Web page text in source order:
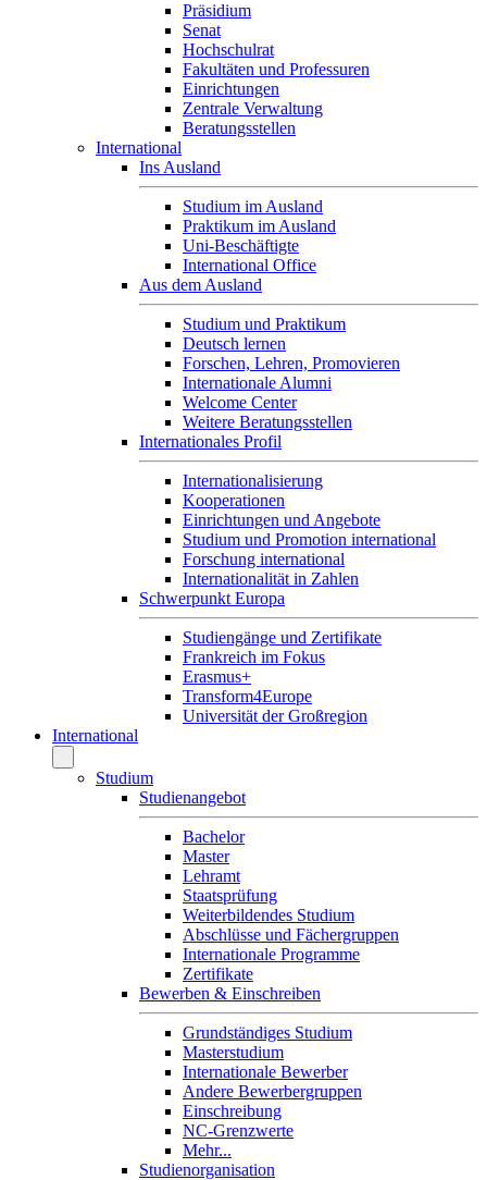
Präsidium
Senat
Hochschulrat
Fakultäten und Professuren
Einrichtungen
Zentrale Verwaltung
Beratungsstellen
International
Ins Ausland
Studium im Ausland
Praktikum im Ausland
Uni-Beschäftigte
International Office
Aus dem Ausland
Studium und Praktikum
Deutsch lernen
Forschen, Lehren, Promovieren
Internationale Alumni
Welcome Center
Weitere Beratungsstellen
Internationales Profil
Internationalisierung
Kooperationen
Einrichtungen und Angebote
Studium und Promotion international
Forschung international
Internationalität in Zahlen
Schwerpunkt Europa
Studiengänge und Zertifikate
Frankreich im Fokus
Erasmus+
Transform4Europe
Universität der Großregion
International
Studium
Studienangebot
Bachelor
Master
Lehramt
Staatsprüfung
Weiterbildendes Studium
Abschlüsse und Fächergruppen
Internationale Programme
Zertifikate
Bewerben & Einschreiben
Grundständiges Studium
Masterstudium
Internationale Bewerber
Andere Bewerbergruppen
Einschreibung
NC-Grenzwerte
Mehr...
Studienorganisation